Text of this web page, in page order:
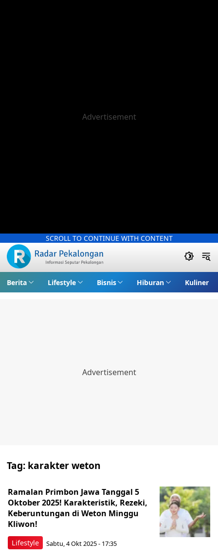
SCROLL TO CONTINUE WITH CONTENT
Berita Lifestyle Bisnis Hiburan Kuliner
Tag: karakter weton
Lifestyle
Ramalan Primbon Jawa Tanggal 5
Oktober 2025! Karakteristik, Rezeki,
Keberuntungan di Weton Minggu
Kliwon!
Sabtu, 4 Okt 2025 - 17:35